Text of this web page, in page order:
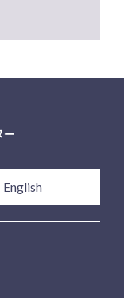
English